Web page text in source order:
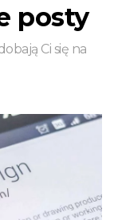
posty
Ci się na